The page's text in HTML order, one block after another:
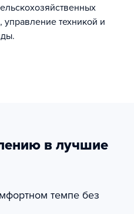
управление техникой и
в лучшие
темпе без